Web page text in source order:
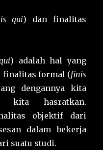
qui) dan finalitas
) adalah hal yang
finalitas formal (finis
dengannya kita
hasratkan.
objektif dari
dalam bekerja
suatu studi.